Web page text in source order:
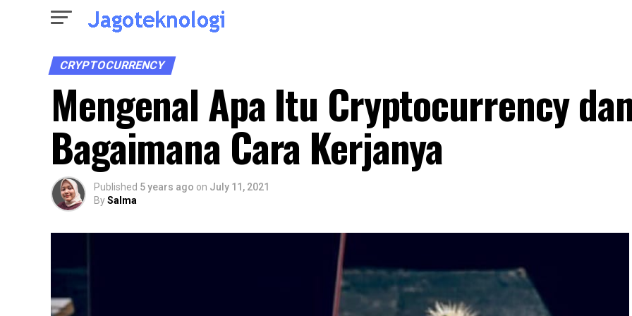
CRYPTOCURRENCY
Mengenal Apa Itu Cryptocurrency
Bagaimana Cara Kerjanya
Published 5 years ago on July 11, 2021
BySalma